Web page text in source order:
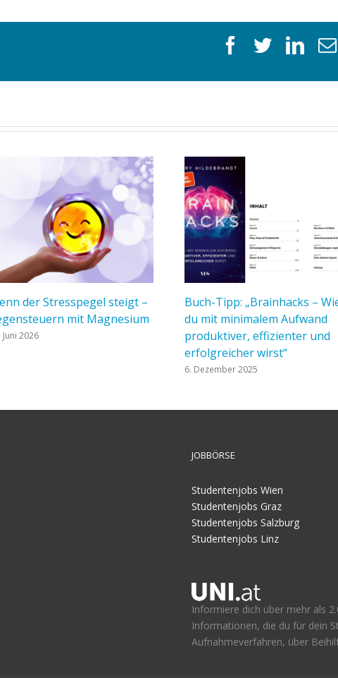
facebook
twitter
der Stresspegel steigt –
mit Magnesium
Juni 2026
Buch-Tipp: „Brainhacks –
du mit minimalem Aufwand
produktiver, effizienter und
erfolgreicher wirst“
6. Dezember 2025
JOBBÖRSE
Studentenjobs Wien
Studentenjobs Graz
Studentenjobs Salzburg
Studentenjobs Linz
Informiere dich über mehr als
Informationen, die du für dein
Aufnahmeverfahren, über